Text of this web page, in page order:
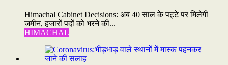
Himachal Cabinet Decisions: अब 40 साल के पट्टे पर मिलेगी
जमीन, हजारों पदों को भरने की...
HIMACHAL